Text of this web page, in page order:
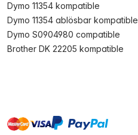
Dymo 11354 kompatible
Dymo 11354 ablösbar kompatible
Dymo S0904980 compatible
Brother DK 22205 kompatible
mastervisa paypal